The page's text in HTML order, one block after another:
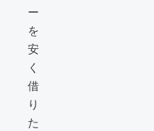
ー
を
安
く
借
り
た